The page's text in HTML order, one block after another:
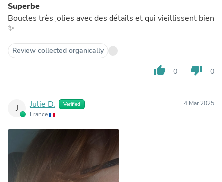
Superbe
Boucles très jolies avec des détails et qui vieillissent bien
✨
Review collected organically
thumb_up 0 thumb_down 0
J Julie D. Verified
France
4 Mar 2025